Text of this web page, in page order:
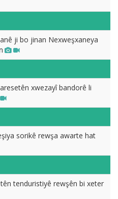
ji bo jinan Nexweşxaneya
xwezayî bandorê li
sorikê rewşa awarte hat
tenduristiyê rewşên bi xeter